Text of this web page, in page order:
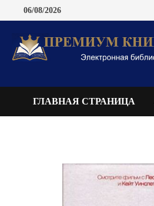
Перейти
содержимому
06/08/2026
ГЛАВНАЯ СТРАНИЦА